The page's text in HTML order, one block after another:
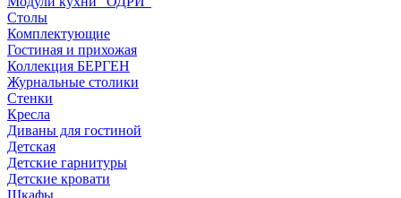
Столы
Комплектующие
Гостиная и прихожая
Коллекция БЕРГЕН
Журнальные столики
Стенки
Кресла
Диваны для гостиной
Детская
Детские гарнитуры
Детские кровати
Шкафы